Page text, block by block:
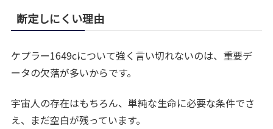
断定しにくい理由
ケプラー1649cについて強く言い切れないのは、重要デ
ータの欠落が多いからです。
宇宙人の存在はもちろん、単純な生命に必要な条件でさ
え、まだ空白が残っています。